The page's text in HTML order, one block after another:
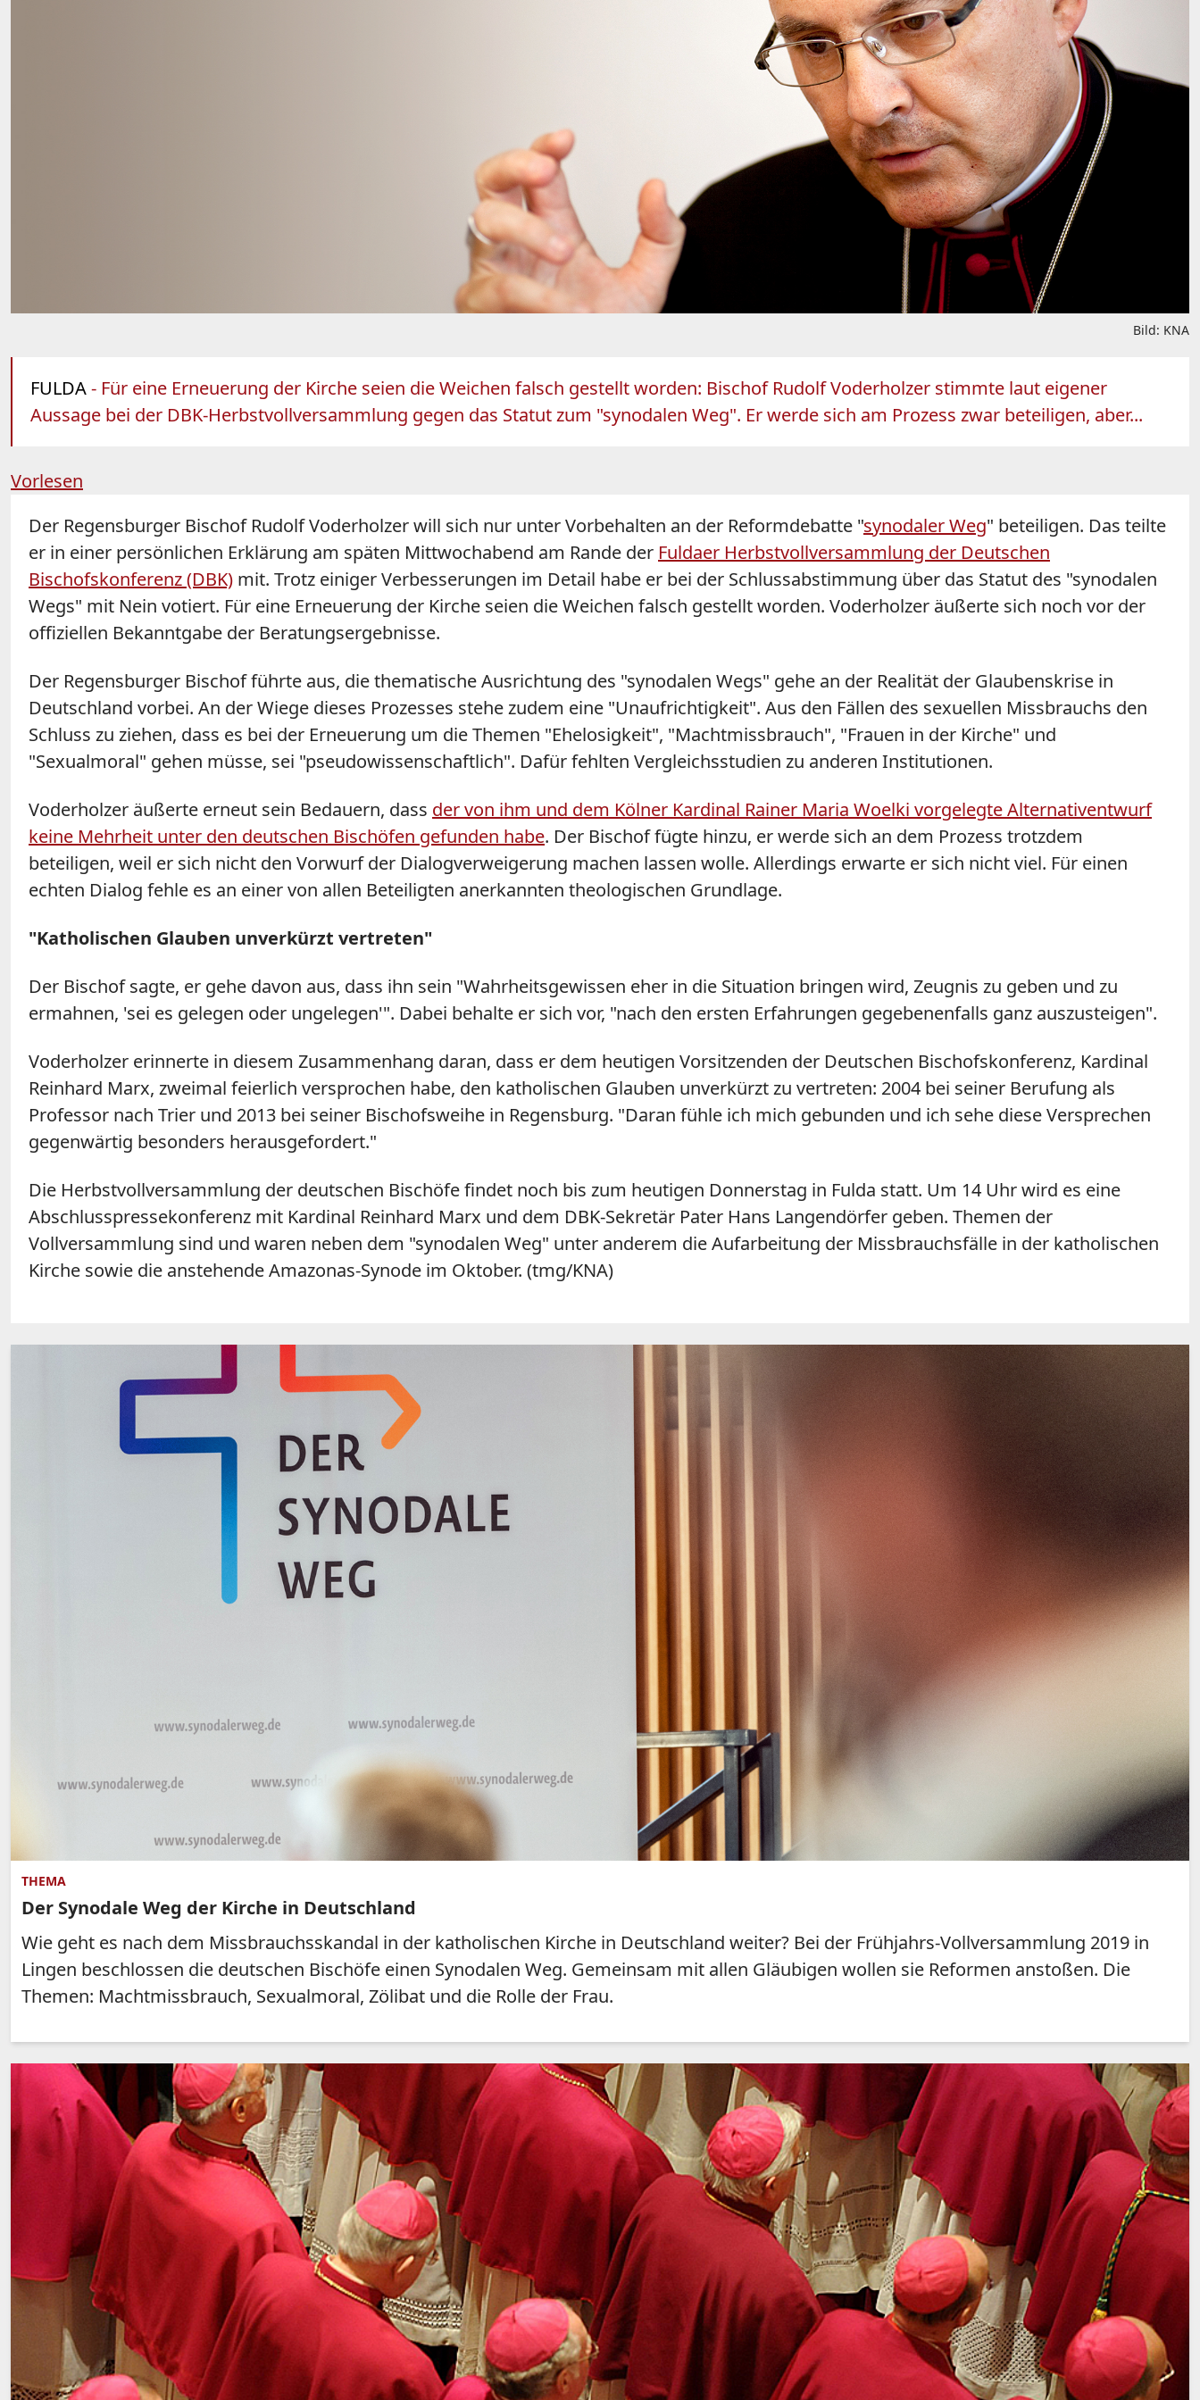
Bild: KNA
FULDA- Für eine Erneuerung der Kirche seien die Weichen falsch gestellt worden: Bischof Rudolf Voderholzer stimmte laut eigener
Aussage bei der DBK-Herbstvollversammlung gegen das Statut zum "synodalen Weg". Er werde sich am Prozess zwar beteiligen, aber...
Vorlesen
Der Regensburger Bischof RudolfVoderholzerwill sich nur unter Vorbehalten an der Reformdebatte "synodaler Weg" beteiligen. Das teilte
er in einer persönlichen Erklärung am späten Mittwochabend am Rande der Fuldaer Herbstvollversammlung der Deutschen
Bischofskonferenz (DBK) mit. Trotz einiger Verbesserungen im Detail habe er bei der Schlussabstimmung über das Statut des "synodalen
Wegs" mit Nein votiert. Für eine Erneuerung der Kirche seien die Weichen falsch gestellt worden. Voderholzer äußerte sich noch vor der
offiziellen Bekanntgabe der Beratungsergebnisse.
Der Regensburger Bischof führte aus, die thematische Ausrichtung des "synodalen Wegs" gehe an der Realität der Glaubenskrise in
Deutschland vorbei. An der Wiege dieses Prozesses stehe zudem eine "Unaufrichtigkeit". Aus den Fällen des sexuellen Missbrauchs den
Schluss zu ziehen, dass es bei der Erneuerung um die Themen "Ehelosigkeit", "Machtmissbrauch", "Frauen in der Kirche" und
"Sexualmoral" gehen müsse, sei "pseudowissenschaftlich". Dafür fehlten Vergleichsstudien zu anderen Institutionen.
Voderholzer äußerte erneut sein Bedauern, dass der von ihm und dem Kölner Kardinal Rainer Maria Woelki vorgelegte Alternativentwurf
keine Mehrheit unter den deutschen Bischöfen gefunden habe. Der Bischof fügte hinzu, er werde sich an dem Prozess trotzdem
beteiligen, weil er sich nicht den Vorwurf der Dialogverweigerung machen lassen wolle. Allerdings erwarte er sich nicht viel. Für einen
echten Dialog fehle es an einer von allen Beteiligten anerkannten theologischen Grundlage.
"Katholischen Glauben unverkürzt vertreten"
Der Bischof sagte, er gehe davon aus, dass ihn sein "Wahrheitsgewissen eher in die Situation bringen wird, Zeugnis zu geben und zu
ermahnen, 'sei es gelegen oder ungelegen'". Dabei behalte er sich vor, "nach den ersten Erfahrungen gegebenenfalls ganz auszusteigen".
Voderholzer erinnerte in diesem Zusammenhang daran, dass er dem heutigen Vorsitzenden der Deutschen Bischofskonferenz, Kardinal
Reinhard Marx, zweimal feierlich versprochen habe, den katholischen Glauben unverkürzt zu vertreten: 2004 bei seiner Berufung als
Professor nach Trier und 2013 bei seiner Bischofsweihe in Regensburg. "Daran fühle ich mich gebunden und ich sehe diese Versprechen
gegenwärtig besonders herausgefordert."
Die Herbstvollversammlung der deutschen Bischöfe findet noch bis zum heutigen Donnerstag in Fulda statt. Um 14 Uhr wird es eine
Abschlusspressekonferenz mit Kardinal Reinhard Marx und dem DBK-Sekretär Pater Hans Langendörfer geben. Themen der
Vollversammlung sind und waren neben dem "synodalen Weg" unter anderem die Aufarbeitung der Missbrauchsfälle in der katholischen
Kirche sowie die anstehende Amazonas-Synode im Oktober. (tmg/KNA)
THEMA
Der Synodale Weg der Kirche in Deutschland
Wie geht es nach dem Missbrauchsskandal in der katholischen Kirche in Deutschland weiter? Bei der Frühjahrs-Vollversammlung 2019 in
Lingen beschlossen die deutschen Bischöfe einen Synodalen Weg. Gemeinsam mit allen Gläubigen wollen sie Reformen anstoßen. Die
Themen: Machtmissbrauch, Sexualmoral, Zölibat und die Rolle der Frau.